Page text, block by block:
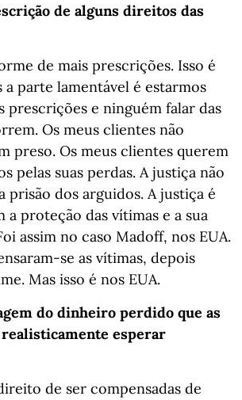
de alguns direitos das
de mais prescrições. Isso é
a parte lamentável é estarmos
prescrições e ninguém falar das
Os meus clientes não
preso. Os meus clientes querem
pelas suas perdas. A justiça não
prisão dos arguidos. A justiça é
a proteção das vítimas e a sua
assim no caso Madoff, nos EUA.
se as vítimas, depois
Mas isso é nos EUA.
do dinheiro perdido que as
esperar
de ser compensadas de